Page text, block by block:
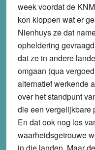
week voordat de
kon kloppen wat er
Nienhuys ze dat
opheldering
dat ze in andere
omgaan (qua
alternatief werkende
over het standpunt
die een vergelijkbare
En dat ook nog los
waarheidsgetrouwe